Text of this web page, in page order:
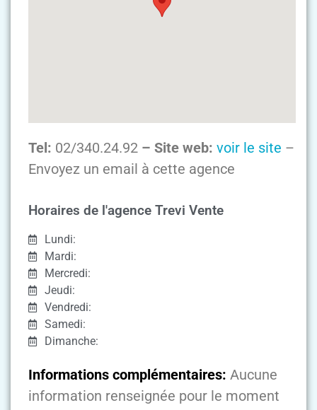
Tel: 02/340.24.92 – Site web: voir le site –
Envoyez un email à cette agence
Horaires de l'agence Trevi Vente
Lundi:
Mardi:
Mercredi:
Jeudi:
Vendredi:
Samedi:
Dimanche:
Informations complémentaires: Aucune
information renseignée pour le moment